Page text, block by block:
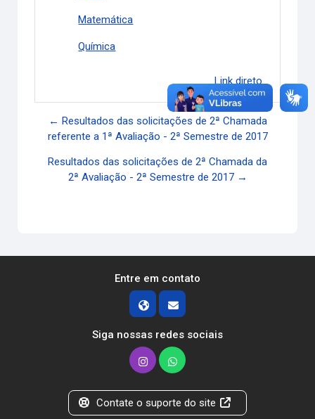
Matemática
Química
Link direto
← Resultados das solicitações de 2ª Chamada
referente a 1ª Avaliação - 2ª Semestre de 2017
Resultados das solicitações de 2ª Chamada da
2ª Avaliação - 2ª Semestre de 2017 →
Entre em contato
Siga nossas redes sociais
Contate o suporte do site